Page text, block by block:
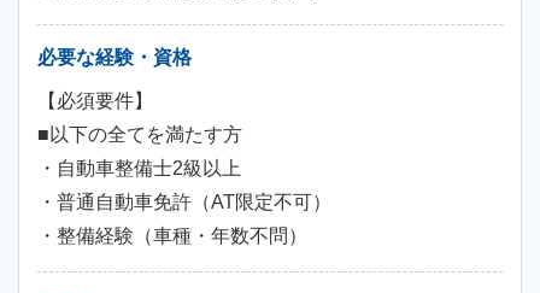
必要な経験・資格
【必須要件】
■以下の全てを満たす方
・自動車整備士2級以上
・普通自動車免許（AT限定不可）
・整備経験（車種・年数不問）